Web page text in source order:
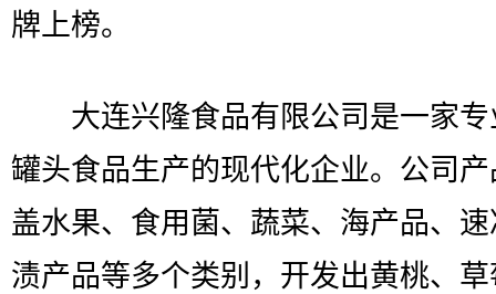
牌上榜。
大连兴隆食品有限公司是一家专
罐头食品生产的现代化企业。公司
盖水果、食用菌、蔬菜、海产品、
渍产品等多个类别，开发出黄桃、